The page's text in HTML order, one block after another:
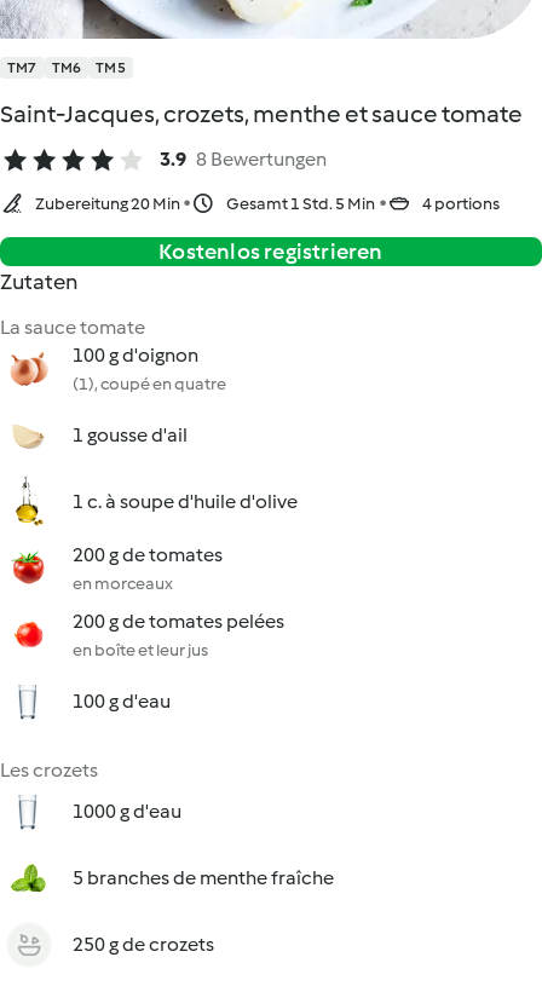
TM7 TM6 TM5
Saint-Jacques, crozets, menthe et sauce tomate
3.9 8 Bewertungen
Zubereitung 20 Min Gesamt 1 Std. 5 Min 4 portions
Kostenlos registrieren
Zutaten
La sauce tomate
100 g d'oignon
(1), coupé en quatre
1 gousse d'ail
1 c. à soupe d'huile d'olive
200 g de tomates
en morceaux
200 g de tomates pelées
en boîte et leur jus
100 g d'eau
Les crozets
1000 g d'eau
5 branches de menthe fraîche
250 g de crozets